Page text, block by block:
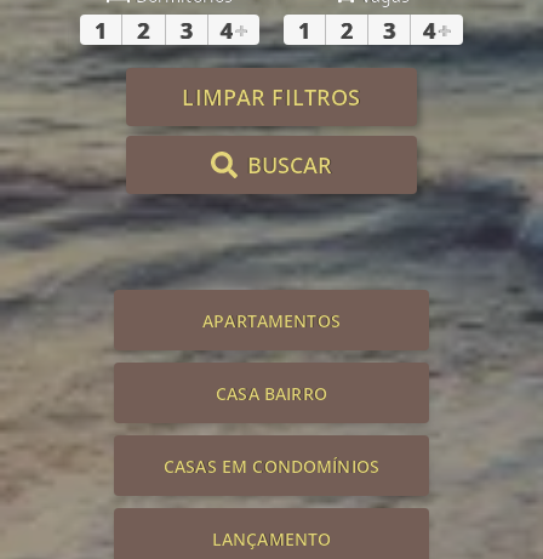
1 2 3 4+ 1 2 3 4+
LIMPAR FILTROS
BUSCAR
APARTAMENTOS
CASA BAIRRO
CASAS EM CONDOMÍNIOS
LANÇAMENTO